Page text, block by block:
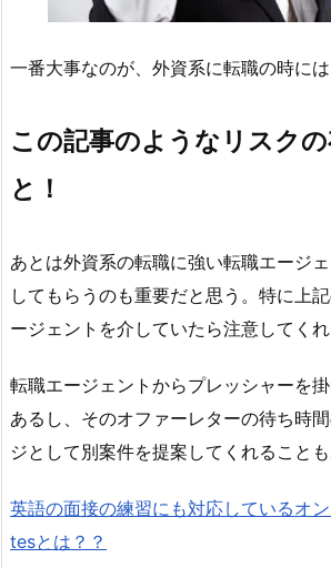
一番大事なのが、外資系に転職の時には
この記事のようなリスク
と！
あとは外資系の転職に強い転職エージ
してもらうのも重要だと思う。特に上
ージェントを介していたら注意してくれ
転職エージェントからプレッシャーを
あるし、そのオファーレターの待ち時
ジとして別案件を提案してくれることも
英語の面接の練習にも対応しているオ
tesとは？？